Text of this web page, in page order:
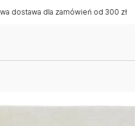
dla zamówień od 300 zł